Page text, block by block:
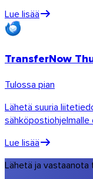
Lue lisää
TransferNow
Tulossa pian
Lähetä suuria
sähköpostiohjelmalle
Lue lisää
Lähetä ja